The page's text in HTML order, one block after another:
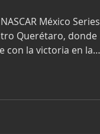
México Series
Querétaro, donde
con la victoria en la